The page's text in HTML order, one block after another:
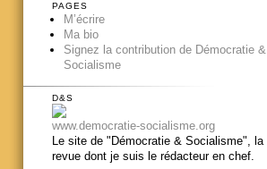
PAGES
M’écrire
Ma bio
Signez la contribution de Démocratie &
Socialisme
D&S
www.democratie-socialisme.org
Le site de "Démocratie & Socialisme", la
revue dont je suis le rédacteur en chef.